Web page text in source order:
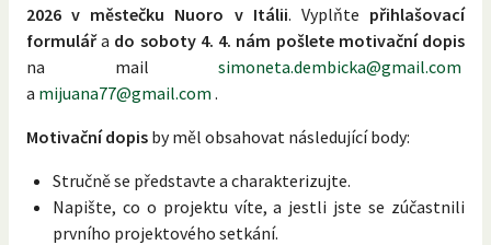
2026 v městečku Nuoro v Itálii. Vyplňte přihlašovací
formulářa do soboty 4. 4. nám pošlete motivační dopis
na mail simoneta.dembicka@gmail.com
a mijuana77@gmail.com .
Motivační dopis by měl obsahovat následující body:
Stručně se představte a charakterizujte.
Napište, co o projektu víte, a jestli jste se zúčastnili
prvního projektového setkání.